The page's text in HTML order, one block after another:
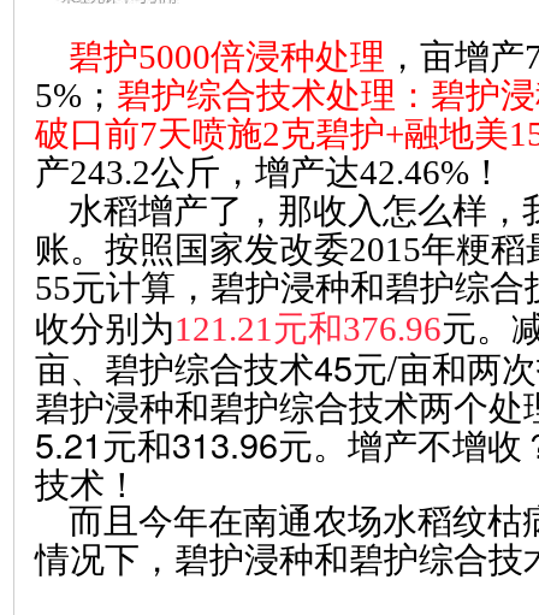
碧护5000倍浸种处理 ，亩增
5%； 碧护综合技术处理：碧护
破口前7天喷施2克碧护+融地美
产243.2公斤，增产达42.46%！
水稻增产了，那收入怎么样，
账。按照国家发改委2015年粳
55元计算，碧护浸种和碧护综
收分别为121.21元和376.96元。
亩、碧护综合技术45元/亩和两
碧护浸种和碧护综合技术两个处
5.21元和313.96元。增产不增收
技术！
而且今年在南通农场水稻纹枯
情况下，碧护浸种和碧护综合技